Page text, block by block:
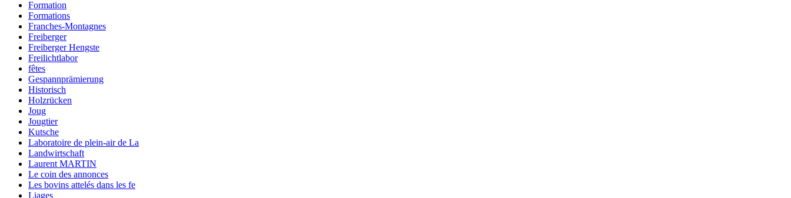
Formation
Formations
Franches-Montagnes
Freiberger
Freiberger Hengste
Freilichtlabor
fêtes
Gespannprämierung
Historisch
Holzrücken
Joug
Jougtier
Kutsche
Laboratoire de plein-air de La
Landwirtschaft
Laurent MARTIN
Le coin des annonces
Les bovins attelés dans les fe
Liages